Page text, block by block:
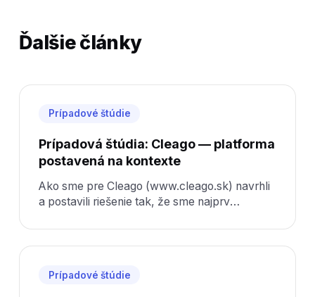
Ďalšie články
Prípadové štúdie
Prípadová štúdia: Cleago — platforma
postavená na kontexte
Ako sme pre Cleago (www.cleago.sk) navrhli
a postavili riešenie tak, že sme najprv
Prípadové štúdie